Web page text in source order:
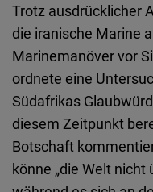
Trotz ausdrücklicher
die iranische Marine
Marinemanöver vor
ordnete eine
Südafrikas
diesem Zeitpunkt
Botschaft
könne „die Welt